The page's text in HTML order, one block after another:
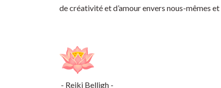
de créativité et d’amour envers nous-mêmes
- Reiki Belligh -